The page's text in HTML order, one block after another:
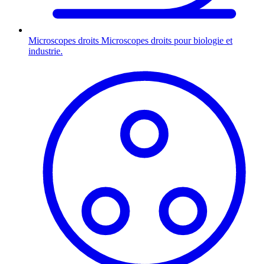
Microscopes droits Microscopes droits pour biologie et
industrie.